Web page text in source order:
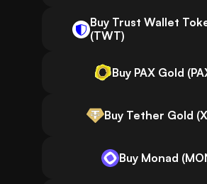
Buy Trust Wallet
(TWT)
Buy PAX Gold
Buy Tether Gold
Buy Monad